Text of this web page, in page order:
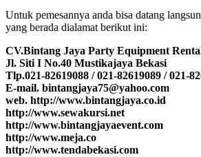
Untuk pemesannya anda bisa datang
yang berada dialamat berikut ini:
CV.Bintang Jaya Party Equipment
Jl. Siti I No.40 Mustikajaya Bekasi
Tlp.021-82619088 / 021-82619089 / 021-
E-mail. bintangjaya75@yahoo.com
web. http://www.bintangjaya.co.id
http://www.sewakursi.net
http://www.bintangjayaevent.com
http://www.meja.co
http://www.tendabekasi.com